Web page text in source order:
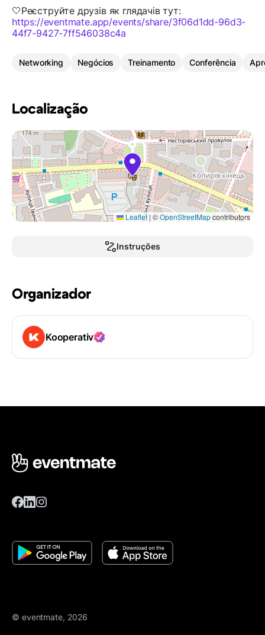
🤍Реєструйте друзів як глядачів тут:
https://eventmate.app/events/share/3f06d1dd-96d3-
44f7-9427-7ff546038c4a
Networking Negócios Treinamento Conferência
Localização
Leaflet | ©OpenStreetMapcontributors
Instruções
Organizador
Kooperativ
© eventmate, 2026